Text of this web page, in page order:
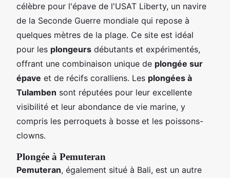
célèbre pour l'épave de l'USAT Liberty, un navire
de la Seconde Guerre mondiale qui repose à
quelques mètres de la plage. Ce site est idéal
pour les plongeurs débutants et expérimentés,
offrant une combinaison unique de plongée sur
épave et de récifs coralliens. Les plongées à
Tulamben sont réputées pour leur excellente
visibilité et leur abondance de vie marine, y
compris les perroquets à bosse et les poissons-
clowns.
Plongée à Pemuteran
Pemuteran, également situé à Bali, est un autre